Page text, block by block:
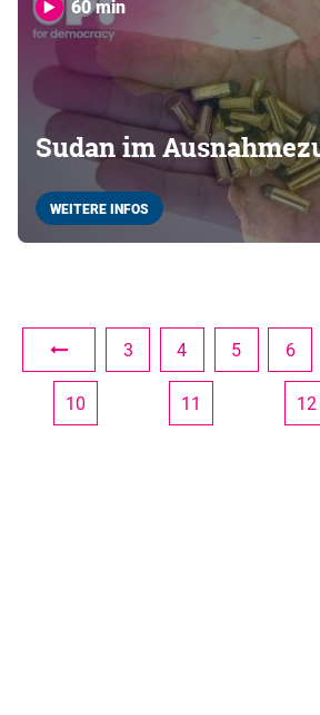
60 min
Sudan im
WEITERE INFOS
3 4 5 6
10 11 12